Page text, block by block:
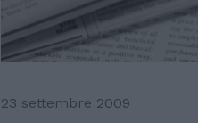
23 settembre 2009